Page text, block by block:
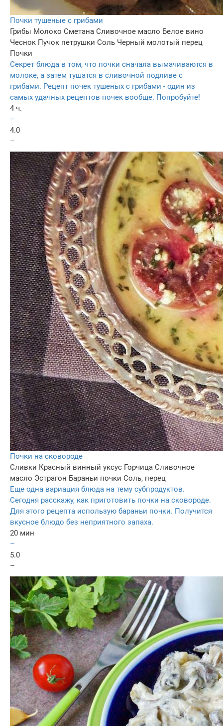
Почки тушеные с грибами
Грибы Молоко Сметана Сливочное масло Белое вино
Чеснок Пучок петрушки Соль Черный молотый перец
Почки
Секрет блюда в том, что почки сначала вымачиваются в
молоке, а затем тушатся в сливочной подливе с
грибами. Рецепт почек тушеных с грибами - один из
самых удачных рецептов почек вообще. Попробуйте!
4 ч.
–
4.0
–
Почки на сковороде
Сливки Красный винный уксус Горчица Сливочное
масло Эстрагон Бараньи почки Соль, перец
Еще одна вариация блюда на тему субпродуктов.
Сегодня расскажу, как приготовить почки на сковороде.
Для этого рецепта использую бараньи почки. Получится
вкусное блюдо без неприятного запаха.
20 мин
–
5.0
–